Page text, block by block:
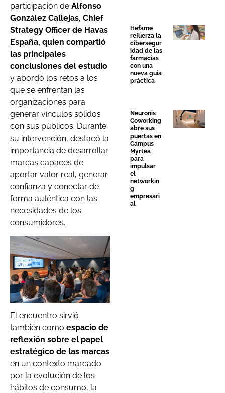
participación de Alfonso
González Callejas, Chief
Strategy Officer de Havas
España, quien compartió
las principales
conclusiones del estudio
y abordó los retos a los
que se enfrentan las
organizaciones para
generar vínculos sólidos
con sus públicos. Durante
su intervención, destacó la
importancia de desarrollar
marcas capaces de
aportar valor real, generar
confianza y conectar de
forma auténtica con las
necesidades de los
consumidores.
El encuentro sirvió
también como espacio de
reflexión sobre el papel
estratégico de las marcas
en un contexto marcado
por la evolución de los
hábitos de consumo, la
Hefame
refuerza la
cibersegur
idad de las
farmacias
con una
nueva guía
práctica
Neuronis
Coworking
abre sus
puertas en
Campus
Myrtea
para
impulsar
el
networkin
g
empresari
al